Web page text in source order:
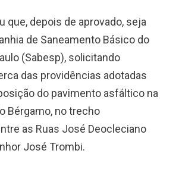
que, depois de aprovado, seja
de Saneamento Básico do
(Sabesp), solicitando
das providências adotadas
do pavimento asfáltico na
Bérgamo, no trecho
as Ruas José Deocleciano
José Trombi.